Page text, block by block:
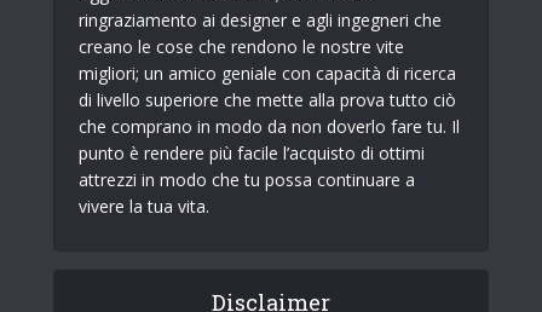
ringraziamento ai designer e agli ingegneri che
creano le cose che rendono le nostre vite
migliori; un amico geniale con capacità di ricerca
di livello superiore che mette alla prova tutto ciò
che comprano in modo da non doverlo fare tu. Il
punto è rendere più facile l’acquisto di ottimi
attrezzi in modo che tu possa continuare a
vivere la tua vita.
Disclaimer